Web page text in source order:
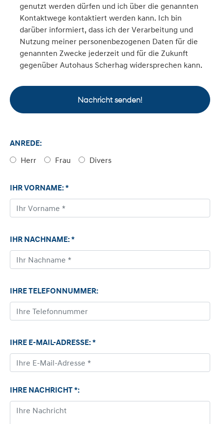
genutzt werden dürfen und ich über die genannten
Kontaktwege kontaktiert werden kann. Ich bin
darüber informiert, dass ich der Verarbeitung und
Nutzung meiner personenbezogenen Daten für die
genannten Zwecke jederzeit und für die Zukunft
gegenüber Autohaus Scherhag widersprechen kann.
Nachricht senden!
ANREDE:
Herr
Frau Divers
IHR VORNAME: *
IHR NACHNAME: *
IHRE TELEFONNUMMER:
IHRE E-MAIL-ADRESSE: *
IHRE NACHRICHT *: